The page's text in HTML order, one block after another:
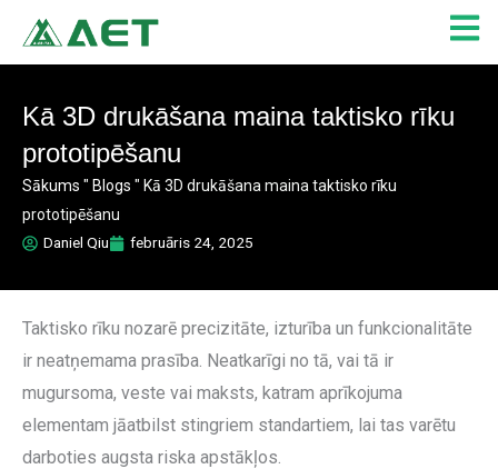
content
Kā 3D drukāšana maina taktisko rīku
prototipēšanu
Sākums " Blogs " Kā 3D drukāšana maina taktisko rīku
prototipēšanu
Daniel Qiu
februāris 24, 2025
Taktisko rīku nozarē precizitāte, izturība un funkcionalitāte
ir neatņemama prasība. Neatkarīgi no tā, vai tā ir
mugursoma, veste vai maksts, katram aprīkojuma
elementam jāatbilst stingriem standartiem, lai tas varētu
darboties augsta riska apstākļos.